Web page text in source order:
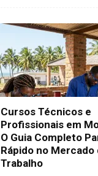
Cursos Técnicos e
Profissionais em
O Guia Completo
Rápido no Mercado
Trabalho